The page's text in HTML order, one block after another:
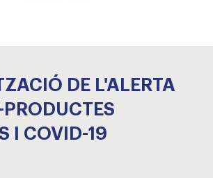
DE L'ALERTA
I COVID-19